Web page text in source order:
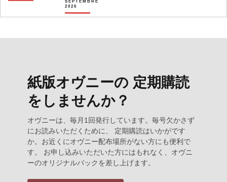
SEPTEMBRE
2026
紙版オヴニーの 定期購読
をしませんか？
オヴニーは、毎月1回発行しています。毎号欠かさず
にお読みいただくために、 定期購読はいかがです
か。お近くにオヴニー配布場所がない方にも便利で
す。 お申し込みいただいた方にはもれなく、オヴニ
ーのオリジナルバックを差し上げます。